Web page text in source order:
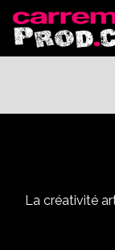
La créativité